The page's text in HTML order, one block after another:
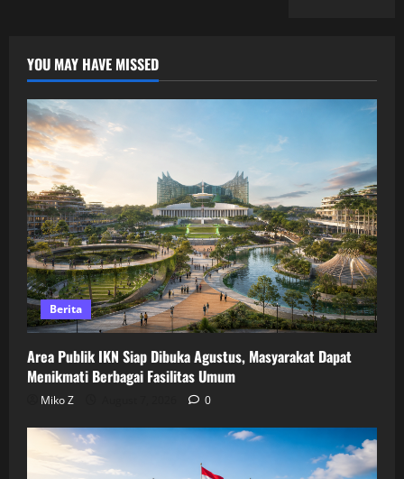
YOU MAY HAVE MISSED
Berita
Area Publik IKN Siap Dibuka Agustus, Masyarakat Dapat
Menikmati Berbagai Fasilitas Umum
Miko Z 0